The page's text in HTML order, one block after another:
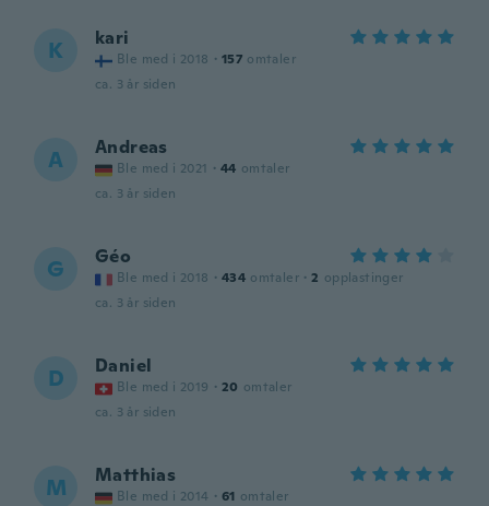
K kari
Ble med i 2018 · 157 omtaler
ca. 3 år siden
A Andreas
Ble med i 2021 · 44 omtaler
ca. 3 år siden
G Géo
Ble med i 2018 · 434 omtaler · 2 opplastinger
ca. 3 år siden
D Daniel
Ble med i 2019 · 20 omtaler
ca. 3 år siden
M Matthias
Ble med i 2014 · 61 omtaler